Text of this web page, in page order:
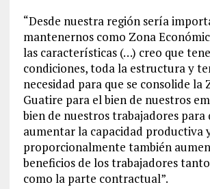
“Desde nuestra región sería
mantenernos como Zona
las características (…) creo que
condiciones, toda la estructura y
necesidad para que se consolide la
Guatire para el bien de nuestros
bien de nuestros trabajadores para
aumentar la capacidad productiva
proporcionalmente también
beneficios de los trabajadores
como la parte contractual”.